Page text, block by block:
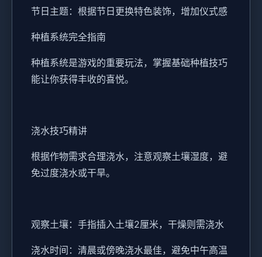
节日主题：根据节日更换特色装饰，增加仪式感
种植系统完全指南
种植系统是游戏的重要玩法，掌握基础种植技巧
能让你获得丰收的喜悦。
浇水技巧精讲
根据作物需求合理浇水，注意观察土壤湿度，避
免过度浇水或干旱。
观察土壤：手指插入土壤2厘米，干燥则需浇水
浇水时间：清晨或傍晚浇水最佳，避免中午高温